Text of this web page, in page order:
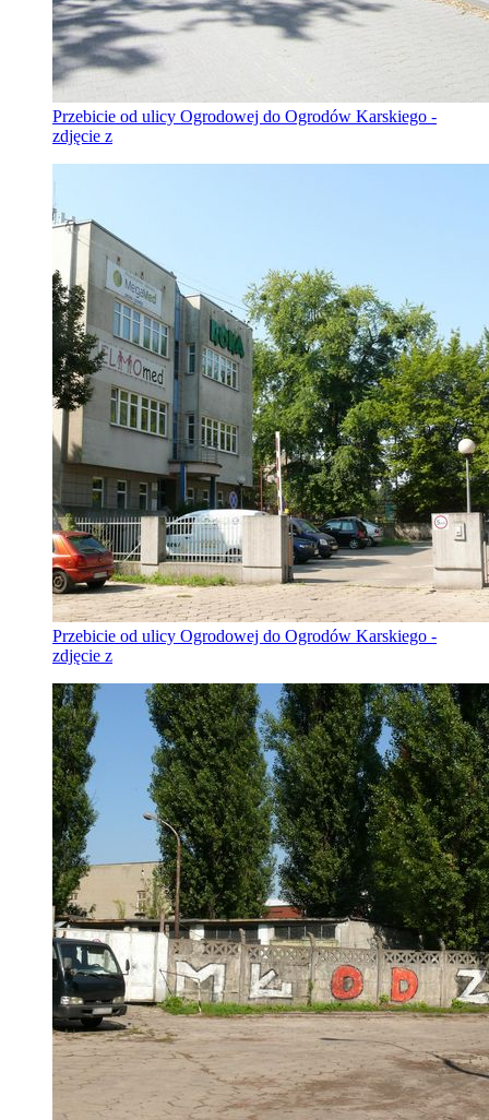
Przebicie od ulicy Ogrodowej do Ogrodów Karskiego -
zdjęcie z
Przebicie od ulicy Ogrodowej do Ogrodów Karskiego -
zdjęcie z